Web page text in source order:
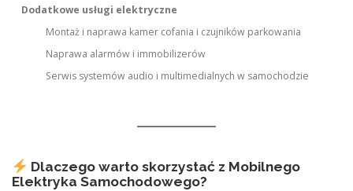
Dodatkowe usługi elektryczne
Montaż i naprawa kamer cofania i czujników parkowania
Naprawa alarmów i immobilizerów
Serwis systemów audio i multimedialnych w samochodzie
Dlaczego warto skorzystać z Mobilnego
Elektryka Samochodowego?